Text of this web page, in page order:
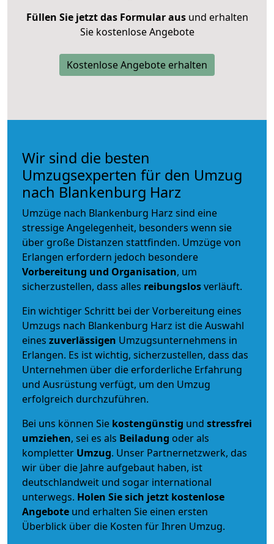
Füllen Sie jetzt das Formular ausund erhalten
Sie kostenlose Angebote
Kostenlose Angebote erhalten
Wir sind die besten
Umzugsexperten für den Umzug
nach Blankenburg Harz
Umzüge nach Blankenburg Harz sind eine
stressige Angelegenheit, besonders wenn sie
über große Distanzen stattfinden. Umzüge von
Erlangen erfordern jedoch besondere
Vorbereitung und Organisation, um
sicherzustellen, dass alles reibungslosverläuft.
Ein wichtiger Schritt bei der Vorbereitung eines
Umzugs nach Blankenburg Harz ist die Auswahl
eines zuverlässigen Umzugsunternehmens in
Erlangen. Es ist wichtig, sicherzustellen, dass das
Unternehmen über die erforderliche Erfahrung
und Ausrüstung verfügt, um den Umzug
erfolgreich durchzuführen.
Bei uns können Sie kostengünstig und stressfrei
umziehen, sei es als Beiladung oder als
kompletter Umzug. Unser Partnernetzwerk, das
wir über die Jahre aufgebaut haben, ist
deutschlandweit und sogar international
unterwegs. Holen Sie sich jetzt kostenlose
Angebote und erhalten Sie einen ersten
Überblick über die Kosten für Ihren Umzug.